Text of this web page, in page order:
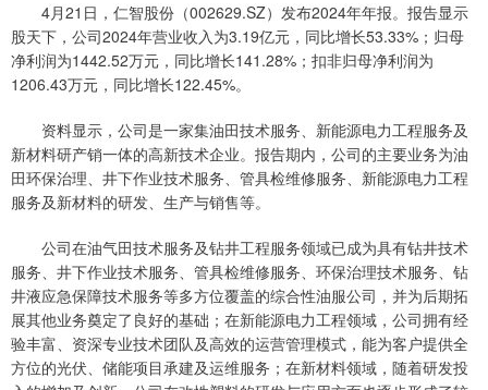
4月21日，仁智股份（002629.SZ）发布2024年年报。报告显示
股天下，公司2024年营业收入为3.19亿元，同比增长53.33%；归母
净利润为1442.52万元，同比增长141.28%；扣非归母净利润为
1206.43万元，同比增长122.45%。
资料显示，公司是一家集油田技术服务、新能源电力工程服务及
新材料研产销一体的高新技术企业。报告期内，公司的主要业务为油
田环保治理、井下作业技术服务、管具检维修服务、新能源电力工程
服务及新材料的研发、生产与销售等。
公司在油气田技术服务及钻井工程服务领域已成为具有钻井技术
服务、井下作业技术服务、管具检维修服务、环保治理技术服务、钻
井液应急保障技术服务等多方位覆盖的综合性油服公司，并为后期拓
展其他业务奠定了良好的基础；在新能源电力工程领域，公司拥有经
验丰富、资深专业技术团队及高效的运营管理模式，能为客户提供全
方位的光伏、储能项目承建及运维服务；在新材料领域，随着研发投